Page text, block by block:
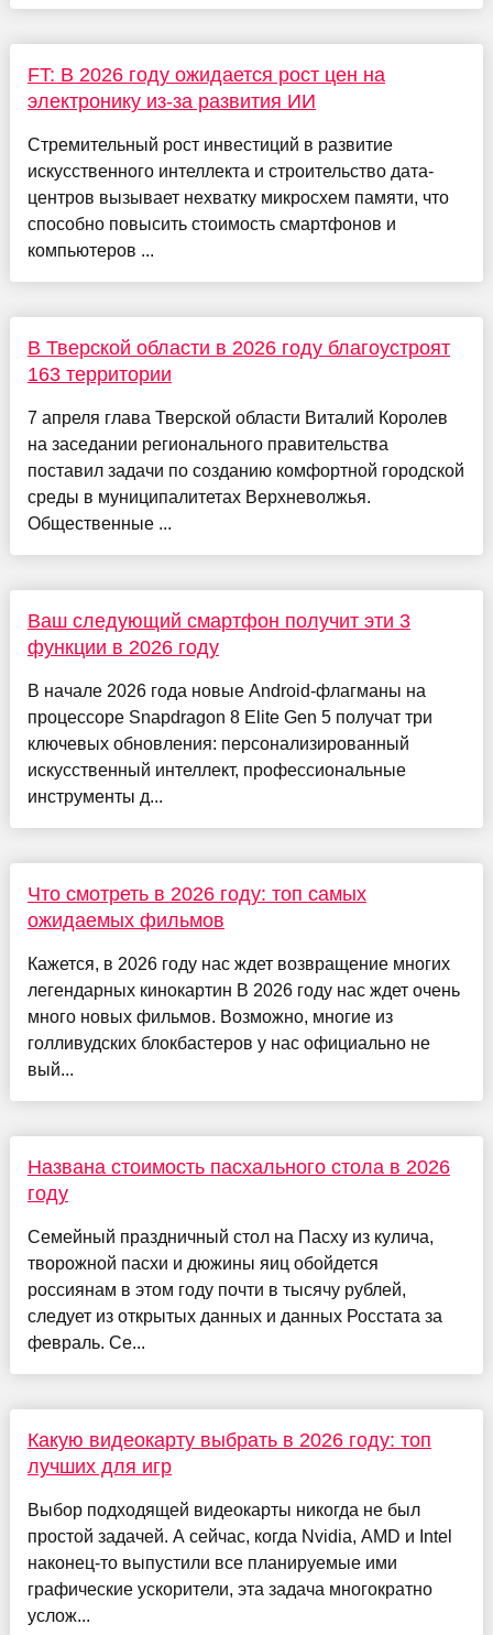
FT: В 2026 году ожидается рост цен на
электронику из-за развития ИИ
Стремительный рост инвестиций в развитие
искусственного интеллекта и строительство дата-
центров вызывает нехватку микросхем памяти, что
способно повысить стоимость смартфонов и
компьютеров ...
В Тверской области в 2026 году благоустроят
163 территории
7 апреля глава Тверской области Виталий Королев
на заседании регионального правительства
поставил задачи по созданию комфортной городской
среды в муниципалитетах Верхневолжья.
Общественные ...
Ваш следующий смартфон получит эти 3
функции в 2026 году
В начале 2026 года новые Android-флагманы на
процессоре Snapdragon 8 Elite Gen 5 получат три
ключевых обновления: персонализированный
искусственный интеллект, профессиональные
инструменты д...
Что смотреть в 2026 году: топ самых
ожидаемых фильмов
Кажется, в 2026 году нас ждет возвращение многих
легендарных кинокартин В 2026 году нас ждет очень
много новых фильмов. Возможно, многие из
голливудских блокбастеров у нас официально не
вый...
Названа стоимость пасхального стола в 2026
году
Семейный праздничный стол на Пасху из кулича,
творожной пасхи и дюжины яиц обойдется
россиянам в этом году почти в тысячу рублей,
следует из открытых данных и данных Росстата за
февраль. Се...
Какую видеокарту выбрать в 2026 году: топ
лучших для игр
Выбор подходящей видеокарты никогда не был
простой задачей. А сейчас, когда Nvidia, AMD и Intel
наконец-то выпустили все планируемые ими
графические ускорители, эта задача многократно
услож...